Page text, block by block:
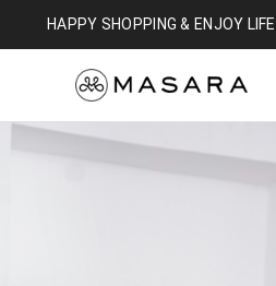
HAPPY SHOPPING & ENJOY LIFE